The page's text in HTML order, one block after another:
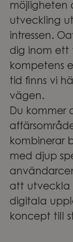
möjligheten
utveckling
intressen.
dig inom ett
kompetens
tid finns vi
vägen.
Du kommer
kombinerar
med djup
att utveckla
digitala
koncept till